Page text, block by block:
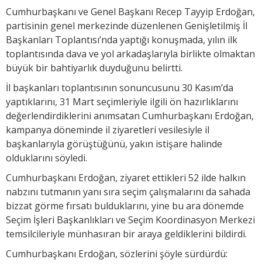
Cumhurbaşkanı ve Genel Başkanı Recep Tayyip Erdoğan,
partisinin genel merkezinde düzenlenen Genişletilmiş İl
Başkanları Toplantısı’nda yaptığı konuşmada, yılın ilk
toplantısında dava ve yol arkadaşlarıyla birlikte olmaktan
büyük bir bahtiyarlık duyduğunu belirtti.
İl başkanları toplantısının sonuncusunu 30 Kasım’da
yaptıklarını, 31 Mart seçimleriyle ilgili ön hazırlıklarını
değerlendirdiklerini anımsatan Cumhurbaşkanı Erdoğan,
kampanya döneminde il ziyaretleri vesilesiyle il
başkanlarıyla görüştüğünü, yakın istişare halinde
olduklarını söyledi.
Cumhurbaşkanı Erdoğan, ziyaret ettikleri 52 ilde halkın
nabzını tutmanın yanı sıra seçim çalışmalarını da sahada
bizzat görme fırsatı bulduklarını, yine bu ara dönemde
Seçim İşleri Başkanlıkları ve Seçim Koordinasyon Merkezi
temsilcileriyle münhasıran bir araya geldiklerini bildirdi.
Cumhurbaşkanı Erdoğan, sözlerini şöyle sürdürdü: